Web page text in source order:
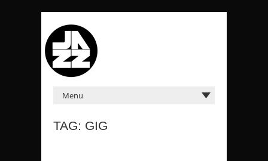
TAG: GIG